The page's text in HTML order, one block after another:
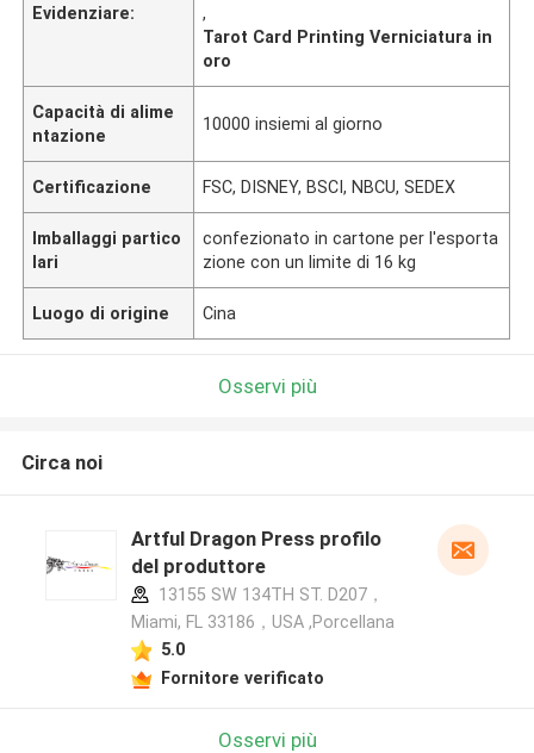
Evidenziare:
,
Tarot Card Printing Verniciatura in
oro
Capacità di alime
ntazione
10000 insiemi al giorno
Certificazione FSC, DISNEY, BSCI, NBCU, SEDEX
Imballaggi partico
lari
confezionato in cartone per l'esporta
zione con un limite di 16 kg
Luogo di origine Cina
Osservi più
Circa noi
Artful Dragon Press profilo
del produttore
13155 SW 134TH ST. D207，
Miami, FL 33186，USA ,Porcellana
5.0
Fornitore verificato
Osservi più